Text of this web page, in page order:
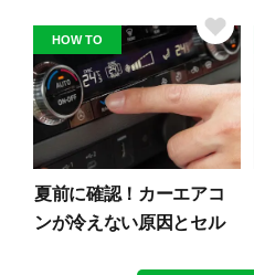
夏前に確認！カーエアコ
ンが冷えない原因とセル
HOW TO